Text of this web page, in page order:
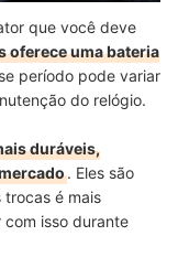
que você deve
oferece uma bateria
período pode variar
do relógio.
duráveis,
. Eles são
trocas é mais
isso durante